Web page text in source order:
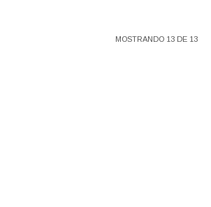
MOSTRANDO 13 DE 13